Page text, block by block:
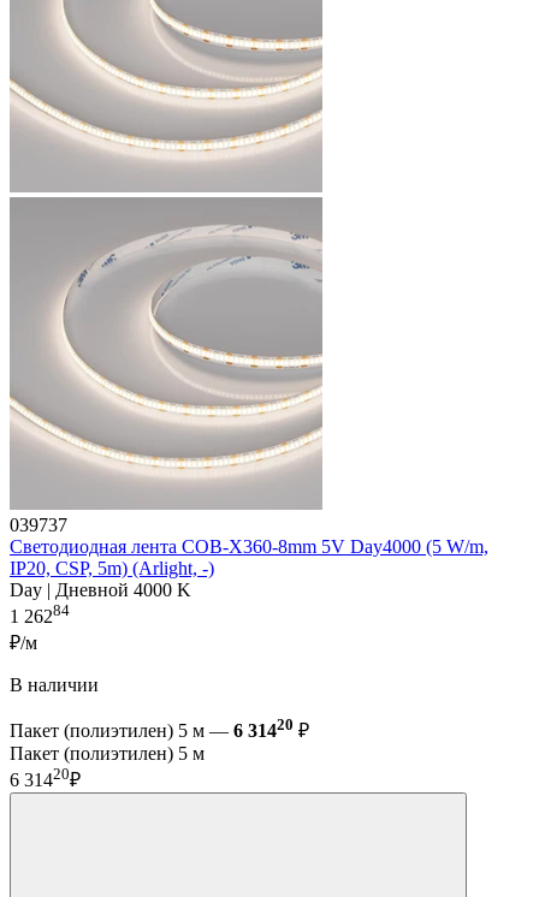
039737
Светодиодная лента COB-X360-8mm 5V Day4000 (5 W/m,
IP20, CSP, 5m) (Arlight, -)
Day | Дневной 4000 K
1 26284
₽/м
В наличии
Пакет (полиэтилен) 5 м — 6 31420 ₽
Пакет (полиэтилен) 5 м
6 31420₽